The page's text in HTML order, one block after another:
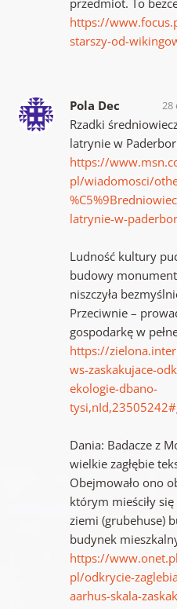
https://
starszy-od-
Pola Dec 28
Rzadki
latrynie w
https://
pl/wiadomosci/
latrynie-w-
Ludność kultury
budowy
niszczyła
Przeciwnie –
gospodarkę w
https://
ws-zaskakujace-
ekologie-dbano-
Dania: Badacze z
wielkie zagłębie
Obejmowało ono
którym mieściły
ziemi (grubehuse)
budynek
https://
pl/odkrycie-
aarhus-skala-